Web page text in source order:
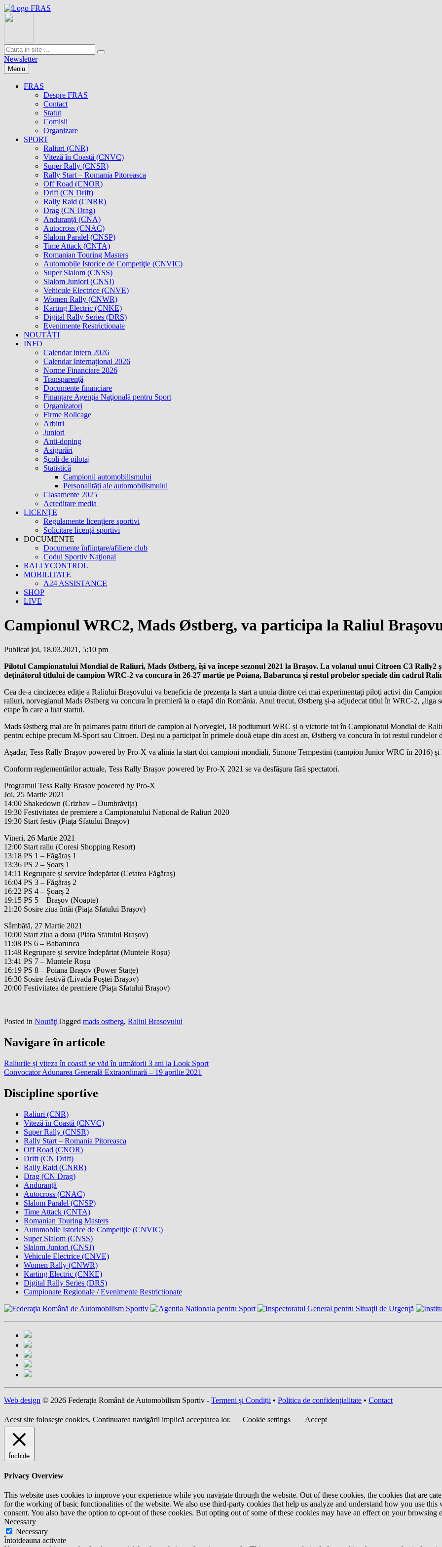
Newsletter
Meniu
FRAS
Despre FRAS
Contact
Statut
Comisii
Organizare
SPORT
Raliuri (CNR)
Viteză în Coastă (CNVC)
Super Rally (CNSR)
Rally Start – Romania Pitoreasca
Off Road (CNOR)
Drift (CN Drift)
Rally Raid (CNRR)
Drag (CN Drag)
Anduranţă (CNA)
Autocross (CNAC)
Slalom Paralel (CNSP)
Time Attack (CNTA)
Romanian Touring Masters
Automobile Istorice de Competiţie (CNVIC)
Super Slalom (CNSS)
Slalom Juniori (CNSJ)
Vehicule Electrice (CNVE)
Women Rally (CNWR)
Karting Electric (CNKE)
Digital Rally Series (DRS)
Evenimente Restrictionate
NOUTĂȚI
INFO
Calendar intern 2026
Calendar Internațional 2026
Norme Financiare 2026
Transparenţă
Documente financiare
Finanțare Agenţia Naţională pentru Sport
Organizatori
Firme Rollcage
Arbitri
Juniori
Anti-doping
Asigurări
Şcoli de pilotaj
Statistică
Campionii automobilismului
Personalități ale automobilismului
Clasamente 2025
Acreditare media
LICENȚE
Regulamente licențiere sportivi
Solicitare licență sportivi
DOCUMENTE
Documente înfiinţare/afiliere club
Codul Sportiv Naţional
RALLYCONTROL
MOBILITATE
A24 ASSISTANCE
SHOP
LIVE
Campionul WRC2, Mads Østberg, va participa la Raliul
Publicat joi, 18.03.2021, 5:10 pm
Pilotul Campionatului Mondial de Raliuri, Mads Østberg, își va începe sezonul 2021 la Brașov. La volanul unui Citroen C3 Rally2
deținătorul titlului de campion WRC-2 va concura în 26-27 martie pe Poiana, Babarunca și restul probelor speciale din cadrul
Cea de-a cincizecea ediție a Raliului Brașovului va beneficia de prezența la start a unuia dintre cei mai experimentați piloți activi din
raliuri, norvegianul Mads Østberg va concura în premieră la o etapă din România. Anul trecut, Østberg și-a adjudecat titlul în WRC-2, „liga
etape în care a luat startul.
Mads Østberg mai are în palmares patru titluri de campion al Norvegiei, 18 podiumuri WRC și o victorie tot în Campionatul Mondial de
pentru echipe precum M-Sport sau Citroen. Deși nu a participat în primele două etape din acest an, Østberg va concura în tot restul
Așadar, Tess Rally Brașov powered by Pro-X va alinia la start doi campioni mondiali, Simone Tempestini (campion Junior WRC în 2016)
Conform reglementărilor actuale, Tess Rally Brașov powered by Pro-X 2021 se va desfăşura fără spectatori.
Programul Tess Rally Brașov powered by Pro-X
Joi, 25 Martie 2021
14:00 Shakedown (Crizbav – Dumbrăvița)
19:30 Festivitatea de premiere a Campionatului Național de Raliuri 2020
19:30 Start festiv (Piața Sfatului Brașov)
Vineri, 26 Martie 2021
12:00 Start raliu (Coresi Shopping Resort)
13:18 PS 1 – Făgăraș 1
13:36 PS 2 – Șoarș 1
14:11 Regrupare și service îndepărtat (Cetatea Făgăraș)
16:04 PS 3 – Făgăraș 2
16:22 PS 4 – Șoarș 2
19:15 PS 5 – Brașov (Noapte)
21:20 Sosire ziua întâi (Piața Sfatului Brașov)
Sâmbătă, 27 Martie 2021
10:00 Start ziua a doua (Piața Sfatului Brașov)
11:08 PS 6 – Babarunca
11:48 Regrupare și service îndepărtat (Muntele Roșu)
13:41 PS 7 – Muntele Roșu
16:19 PS 8 – Poiana Brașov (Power Stage)
16:30 Sosire festivă (Livada Poștei Brașov)
20:00 Festivitatea de premiere (Piața Sfatului Brașov)
Posted in NoutăţiTagged mads ostberg, Raliul Brasovului
Navigare în articole
Raliurile și viteza în coastă se văd în următorii 3 ani la Look Sport
Convocator Adunarea Generală Extraordinară – 19 aprilie 2021
Discipline sportive
Raliuri (CNR)
Viteză în Coastă (CNVC)
Super Rally (CNSR)
Rally Start – Romania Pitoreasca
Off Road (CNOR)
Drift (CN Drift)
Rally Raid (CNRR)
Drag (CN Drag)
Anduranţă
Autocross (CNAC)
Slalom Paralel (CNSP)
Time Attack (CNTA)
Romanian Touring Masters
Automobile Istorice de Competiţie (CNVIC)
Super Slalom (CNSS)
Slalom Juniori (CNSJ)
Vehicule Electrice (CNVE)
Women Rally (CNWR)
Karting Electric (CNKE)
Digital Rally Series (DRS)
Campionate Regionale / Evenimente Restrictionate
Web design © 2026 Federația Română de Automobilism Sportiv - Termeni și Condiții • Politica de confidențialitate • Contact
Acest site foloseşte cookies. Continuarea navigării implică acceptarea lor. Cookie settings Accept
Închide
Privacy Overview
This website uses cookies to improve your experience while you navigate through the website. Out of these cookies, the cookies that are
for the working of basic functionalities of the website. We also use third-party cookies that help us analyze and understand how you use
consent. You also have the option to opt-out of these cookies. But opting out of some of these cookies may have an effect on your browsing
Necessary
Necessary
Întotdeauna activate